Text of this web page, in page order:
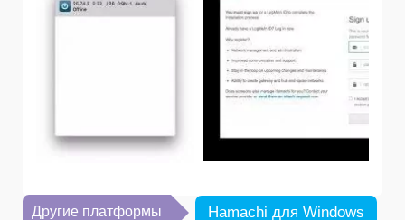
Другие платформы Hamachi для Windows